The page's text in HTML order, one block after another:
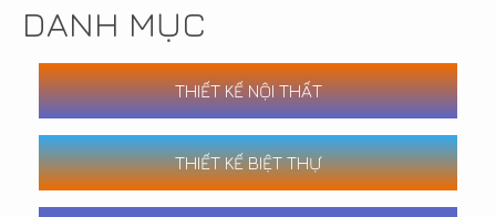
DANH MỤC
THIẾT KẾ NỘI THẤT
THIẾT KẾ BIỆT THỰ